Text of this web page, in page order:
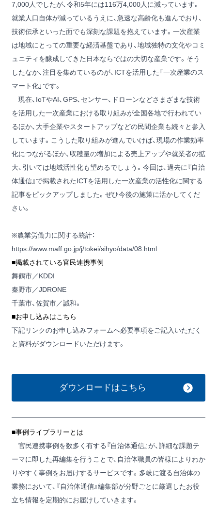
7,000人でしたが、令和5年には116万4,000人に減っています。
就業人口自体が減っているうえに、急速な高齢化も進んでおり、
技術伝承といった面でも深刻な課題を抱えています。一次産業
は地域にとっての重要な経済基盤であり、地域独特の文化やコミ
ュニティを醸成してきた日本ならではの大切な産業です。そう
したなか、注目を集めているのが、ICTを活用した「一次産業のス
マート化」です。
現在、IoTやAI、GPS、センサー、ドローンなどさまざまな技術
を活用した一次産業における取り組みが全国各地で行われてい
るほか、大手企業やスタートアップなどの民間企業も続々と参入
しています。こうした取り組みが進んでいけば、現場の作業効率
化につながるほか、収穫量の増加による売上アップや就業者の拡
大、引いては地域活性化も望めるでしょう。今回は、過去に『自治
体通信』で掲載されたICTを活用した一次産業の活性化に関する
記事をピックアップしました。ぜひ今後の施策に活かしてくだ
さい。
※農業労働力に関する統計：
https://www.maff.go.jp/j/tokei/sihyo/data/08.html
■掲載されている官民連携事例
舞鶴市／KDDI
秦野市／JDRONE
千葉市、佐賀市／誠和。
■お申し込みはこちら
下記リンクのお申し込みフォームへ必要事項をご記入いただく
と資料がダウンロードいただけます。
ダウンロードはこちら
■事例ライブラリーとは
官民連携事例を数多く有する『自治体通信』が、詳細な課題テ
ーマに即した再編集を行うことで、自治体職員の皆様によりわか
りやすく事例をお届けするサービスです。多岐に渡る自治体の
業務において、『自治体通信』編集部が分野ごとに厳選したお役
立ち情報を定期的にお届けしていきます。